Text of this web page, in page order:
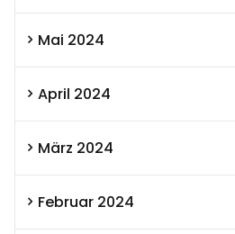
Mai 2024
April 2024
März 2024
Februar 2024